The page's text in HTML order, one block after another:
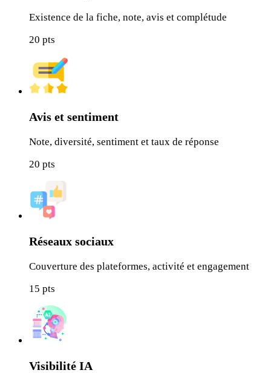
Existence de la fiche, note, avis et complétude
20 pts
Avis et sentiment
Note, diversité, sentiment et taux de réponse
20 pts
Réseaux sociaux
Couverture des plateformes, activité et engagement
15 pts
Visibilité IA